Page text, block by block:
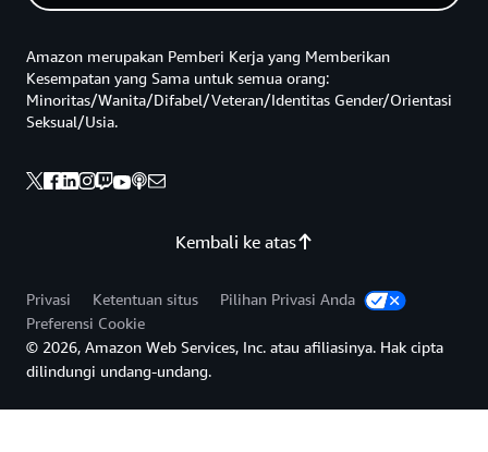
Kembali ke atas
Amazon merupakan Pemberi Kerja yang Memberikan
Kesempatan yang Sama untuk semua orang:
Minoritas/Wanita/Difabel/Veteran/Identitas Gender/Orientasi
Seksual/Usia.
Privasi Ketentuan situs
Pilihan Privasi Anda
Preferensi Cookie
© 2026, Amazon Web Services, Inc. atau afiliasinya. Hak cipta
dilindungi undang-undang.